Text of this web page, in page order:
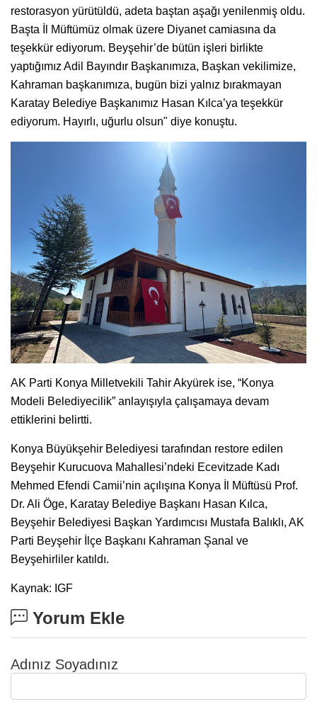
restorasyon yürütüldü, adeta baştan aşağı yenilenmiş oldu.
Başta İl Müftümüz olmak üzere Diyanet camiasına da
teşekkür ediyorum. Beyşehir’de bütün işleri birlikte
yaptığımız Adil Bayındır Başkanımıza, Başkan vekilimize,
Kahraman başkanımıza, bugün bizi yalnız bırakmayan
Karatay Belediye Başkanımız Hasan Kılca’ya teşekkür
ediyorum. Hayırlı, uğurlu olsun" diye konuştu.
AK Parti Konya Milletvekili Tahir Akyürek ise, “Konya
Modeli Belediyecilik” anlayışıyla çalışamaya devam
ettiklerini belirtti.
Konya Büyükşehir Belediyesi tarafından restore edilen
Beyşehir Kurucuova Mahallesi’ndeki Ecevitzade Kadı
Mehmed Efendi Camii’nin açılışına Konya İl Müftüsü Prof.
Dr. Ali Öge, Karatay Belediye Başkanı Hasan Kılca,
Beyşehir Belediyesi Başkan Yardımcısı Mustafa Balıklı, AK
Parti Beyşehir İlçe Başkanı Kahraman Şanal ve
Beyşehirliler katıldı.
Kaynak: IGF
Yorum Ekle
Adınız Soyadınız